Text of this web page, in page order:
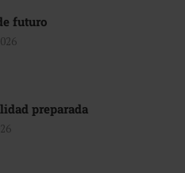
futuro
preparada